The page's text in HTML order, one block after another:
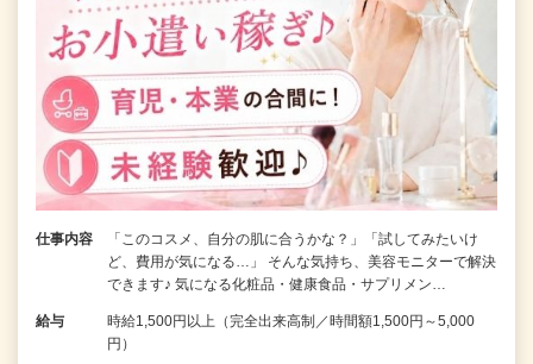
仕事内容
「このコスメ、自分の肌に合うかな？」「試してみたいけ
ど、費用が気になる…」 そんな気持ち、美容モニターで解決
できます♪ 気になる化粧品・健康食品・サプリメン…
給与
時給1,500円以上（完全出来高制／時間額1,500円～5,000
円）